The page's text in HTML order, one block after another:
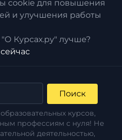
cookie для повышения
и улучшения работы
"О Курсах.ру" лучше?
Поиск
курсов,
профессиям с нуля! Не
деятельностью,